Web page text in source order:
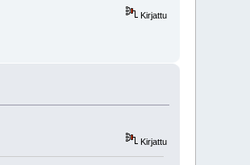
Kirjattu
Kirjattu